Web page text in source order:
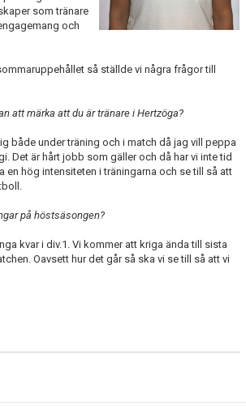
som tränare
och
så ställde vi några frågor till
att märka att du är tränare i Hertzöga?
både under träning och i match då jag vill peppa
Det är hårt jobb som gäller och då har vi inte tid
en hög intensiteten i träningarna och se till så att
på höstsäsongen?
kvar i div.1. Vi kommer att kriga ända till sista
Oavsett hur det går så ska vi se till så att vi